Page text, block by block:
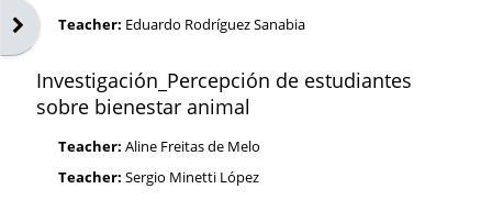
Open block drawer
Teacher: Eduardo Rodríguez Sanabia
Investigación_Percepción de estudiantes
sobre bienestar animal
Teacher: Aline Freitas de Melo
Teacher: Sergio Minetti López